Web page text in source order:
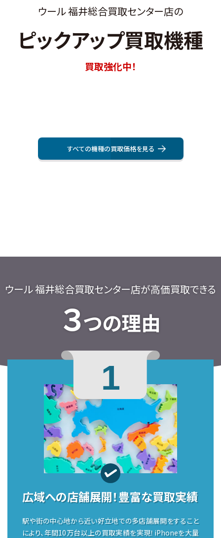
ウール 福井総合買取センター店の
ピックアップ買取機種
買取強化中！
すべての機種の買取価格を⾒る
ウール 福井総合買取センター店が高価買取できる
３つの理由
1
広域への店舗展開！豊富な買取実績
駅や街の中心地から近い好立地での多店舗展開をすること
により、年間10万台以上の買取実績を実現！iPhoneを大量